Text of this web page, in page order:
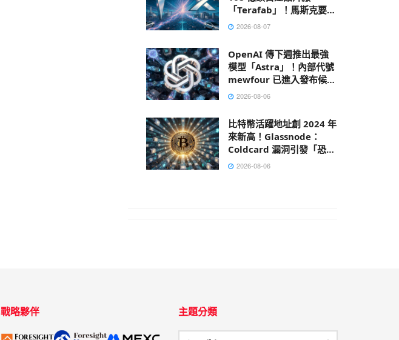
「Terafab」！馬斯克要打
造地表最大建築
2026-08-07
OpenAI 傳下週推出最強
模型「Astra」！內部代號
mewfour 已進入發布候選
階段2026-08-06
比特幣活躍地址創 2024 年
來新高！Glassnode：
Coldcard 漏洞引發「恐慌
性轉移」
2026-08-06
戰略夥伴 主題分類